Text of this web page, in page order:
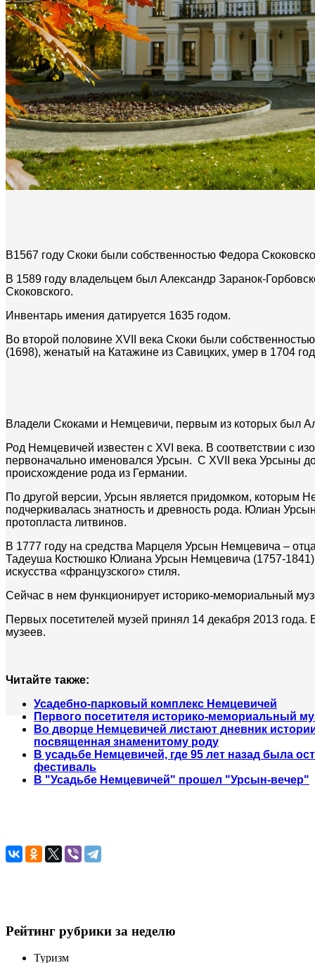
В1567 году Скоки были собственностью Федора
В 1589 году владельцем был Александр Заранок-
Скоковского.
Инвентарь имения датируется 1635 годом.
Во второй половине XVII века Скоки были
(1698), женатый на Катажине из Савицких, умер в 1704
Владели Скоками и Немцевичи, первым из которых был
Род Немцевичей известен с XVI века. В соответствии с
первоначально именовался Урсын. С XVII века Урсыны
происхождение рода из Германии.
По другой версии, Урсын является придомком, которым
подчеркивалась знатность и древность рода. Юлиан
протопласта литвинов.
В 1777 году на средства Марцеля Урсын Немцевича –
Тадеуша Костюшко Юлиана Урсын Немцевича (1757-1841)
искусства «французского» стиля.
Сейчас в нем функционирует историко-мемориальный
Первых посетителей музей принял 14 декабря 2013
музеев.
Читайте также:
Усадебно-парковый комплекс Немцевичей
Первого посетителя историко-мемориальный
Во дворце Немцевичей листают дневник
посвященная знаменитому роду
В усадьбе Немцевичей, где 95 лет назад была
фестиваль
В "Усадьбе Немцевичей" прошел "Урсын-вечер"
Рейтинг рубрики за неделю
Туризм